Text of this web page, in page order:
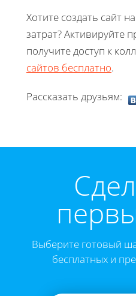
Хотите создать сайт
затрат? Активируйте
получите доступ к
сайтов бесплатно.
Рассказать друзьям:
Выберите готовый
бесплатных и